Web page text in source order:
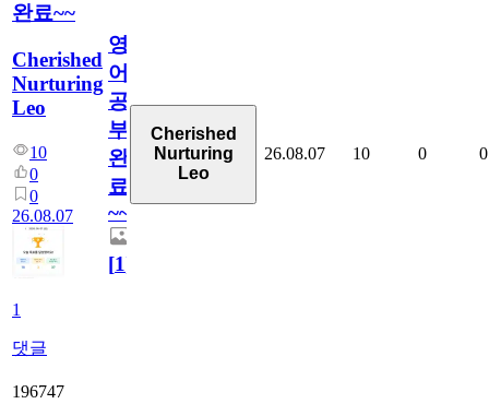
완료~~
Cherished
Nurturing
Leo
10
0
0
26.08.07
1
댓글
영
어
공
부
완
료
~~
[1]
Cherished
Nurturing
Leo
26.08.07 10 0 0
196747